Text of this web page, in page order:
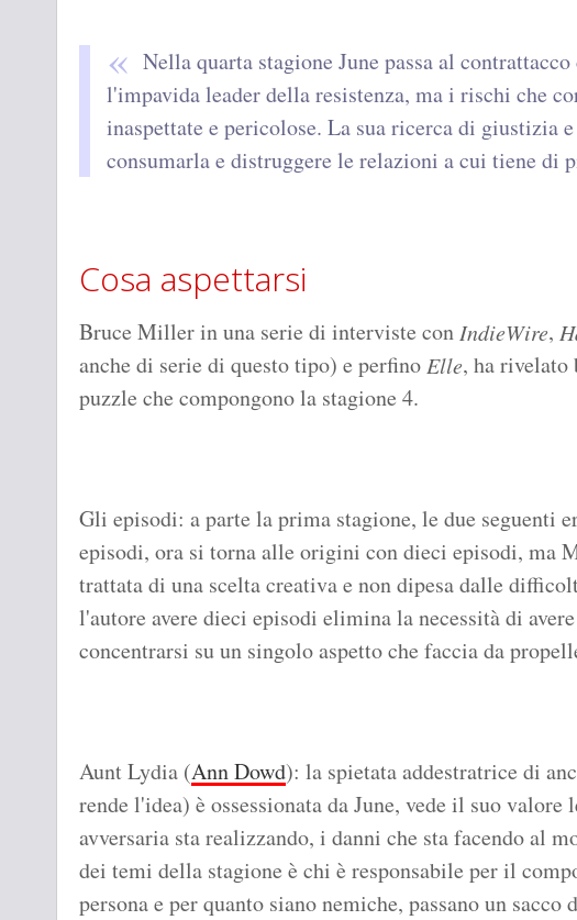
Nella quarta stagione June passa al
l'impavida leader della resistenza, ma i rischi che
inaspettate e pericolose. La sua ricerca di giustizia
consumarla e distruggere le relazioni a cui tiene di
Cosa aspettarsi
Bruce Miller in una serie di interviste conIndieWire,
anche di serie di questo tipo) e perfinoElle, ha rivelato
puzzle che compongono la stagione 4.
Gli episodi: a parte la prima stagione, le due seguenti
episodi, ora si torna alle origini con dieci episodi, ma
trattata di una scelta creativa e non dipesa dalle
l'autore avere dieci episodi elimina la necessità di
concentrarsi su un singolo aspetto che faccia da
Aunt Lydia (Ann Dowd): la spietata addestratrice di
rende l'idea) è ossessionata da June, vede il suo valore
avversaria sta realizzando, i danni che sta facendo al
dei temi della stagione è chi è responsabile per il
persona e per quanto siano nemiche, passano un sacco